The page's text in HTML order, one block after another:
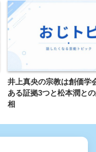
井上真央の宗教は創価学
ある証拠3つと松本潤と
相